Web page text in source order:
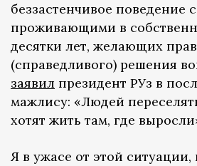
беззастенчивое поведение
проживающими в
десятки лет, желающих
(справедливого) решения
заявил президент РУз в
мажлису: «Людей
хотят жить там, где
Я в ужасе от этой ситуации,